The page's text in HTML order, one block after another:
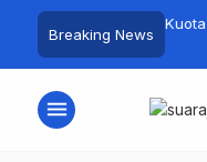
Breaking News
Kembang Beri
Warga Sri
menu